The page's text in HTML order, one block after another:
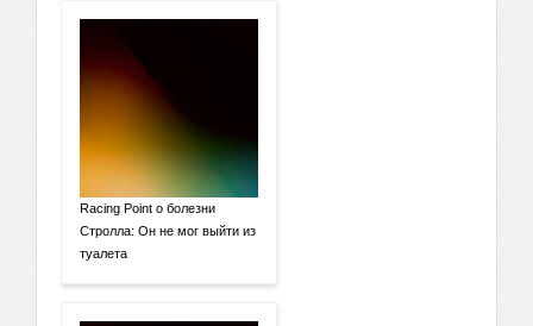
Racing Point о болезни
Стролла: Он не мог выйти из
туалета